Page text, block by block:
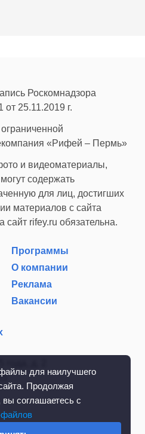
для наилучшего
Продолжая
вы соглашаетесь с
Роскомнадзора
25.11.2019 г.
«Рифей – Пермь»
и видеоматериалы,
содержать
для лиц, достигших
материалов с сайта
сайт rifey.ru обязательна.
Программы
О компании
Реклама
Вакансии